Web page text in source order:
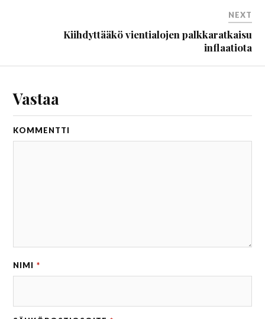
NEXT
Kiihdyttääkö vientialojen palkkaratkaisu
inflaatiota
Vastaa
KOMMENTTI
NIMI *